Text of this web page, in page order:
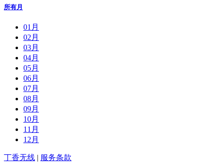
所有月
01月
02月
03月
04月
05月
06月
07月
08月
09月
10月
11月
12月
丁香无线 服务条款